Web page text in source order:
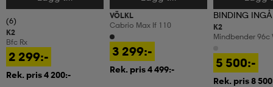
(6)
K2
Bfc Rx
2 299:-
Rek. pris 4 200:-
VÖLKL
Cabrio Max If 110
3 299:-
Rek. pris 4 499:-
BINDING
K2
Mindbender 96c
5 500:-
Rek. pris 8